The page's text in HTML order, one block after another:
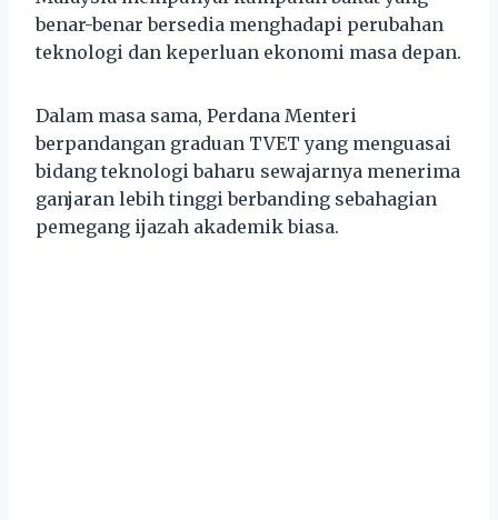
benar-benar bersedia menghadapi perubahan
teknologi dan keperluan ekonomi masa depan.
Dalam masa sama, Perdana Menteri
berpandangan graduan TVET yang menguasai
bidang teknologi baharu sewajarnya menerima
ganjaran lebih tinggi berbanding sebahagian
pemegang ijazah akademik biasa.